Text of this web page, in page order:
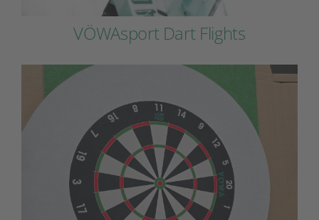
VÖWAsport Dart Flights